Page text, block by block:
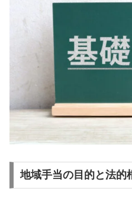
地域手当の目的と法的